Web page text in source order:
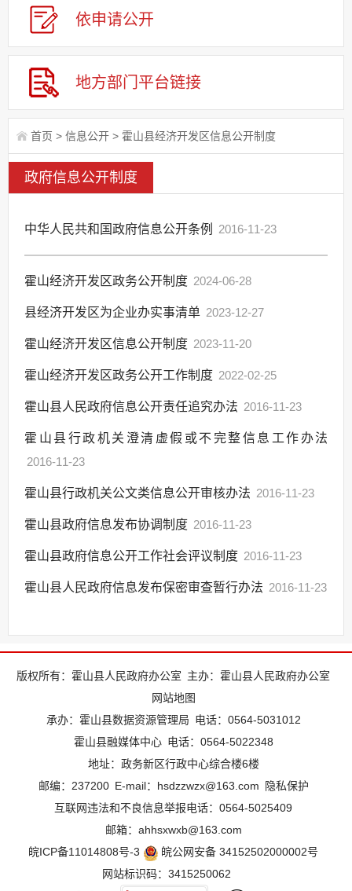
依申请公开
地方部门平台链接
首页 > 信息公开 > 霍山县经济开发区信息公开制度
政府信息公开制度
中华人民共和国政府信息公开条例 2016-11-23
霍山经济开发区政务公开制度 2024-06-28
县经济开发区为企业办实事清单 2023-12-27
霍山经济开发区信息公开制度 2023-11-20
霍山经济开发区政务公开工作制度 2022-02-25
霍山县人民政府信息公开责任追究办法 2016-11-23
霍山县行政机关澄清虚假或不完整信息工作办法
2016-11-23
霍山县行政机关公文类信息公开审核办法 2016-11-23
霍山县政府信息发布协调制度 2016-11-23
霍山县政府信息公开工作社会评议制度 2016-11-23
霍山县人民政府信息发布保密审查暂行办法 2016-11-23
版权所有：霍山县人民政府办公室 主办：霍山县人民政府办公室
网站地图
承办：霍山县数据资源管理局 电话：0564-5031012
霍山县融媒体中心 电话：0564-5022348
地址：政务新区行政中心综合楼6楼
邮编：237200 E-mail：hsdzzwzx@163.com
隐私保护
互联网违法和不良信息举报电话：0564-5025409
邮箱：ahhsxwxb@163.com
皖ICP备11014808号-3
皖公网安备 34152502000002号
网站标识码：3415250062